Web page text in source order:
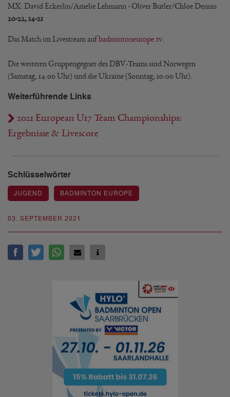
03. SEPTEMBER 2021
MX: David Eckerlin/Amelie Lehmann - Oliver Butler/Chloe Dennis
20-22, 14-21
Das Match im Livestream aufbadmintoneurope.tv
Die weiteren Gruppengegner des DBV-Teams sind Norwegen
(Samstag, 14:00 Uhr) und die Ukraine (Sonntag, 10:00 Uhr).
Weiterführende Links
2021 European U17 Team Championships:
Ergebnisse & Livescore
Schlüsselwörter
JUGEND BADMINTON EUROPE